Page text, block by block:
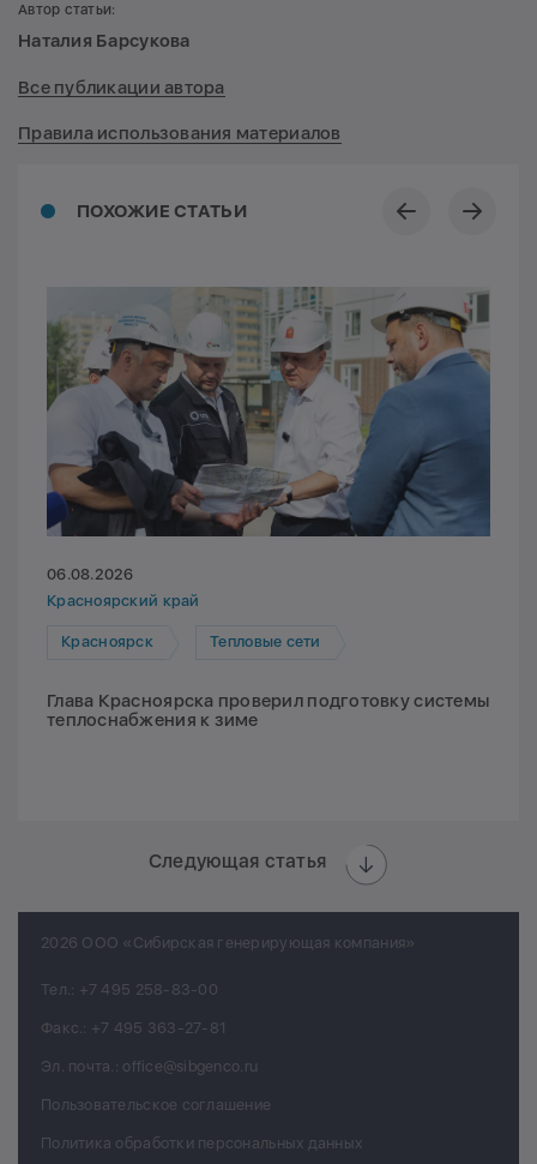
ПОХОЖИЕ СТАТЬИ
06.08.2026
Красноярский край
Красноярск Тепловые сети
Глава Красноярска проверил подготовку системы
теплоснабжения к зиме
Следующая статья
Автор статьи:
Наталия Барсукова
Все публикации автора
Правила использования материалов
2026 ООО «Сибирская генерирующая компания»
Тел.: +7 495 258-83-00
Факс.: +7 495 363-27-81
Эл. почта.: office@sibgenco.ru
Пользовательское соглашение
Политика обработки персональных данных